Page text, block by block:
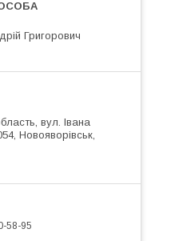
Григорович
вул. Івана
Новояворівськ,
58-95